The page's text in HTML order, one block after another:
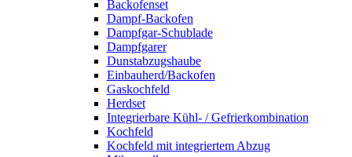
Backofenset
Dampf-Backofen
Dampfgar-Schublade
Dampfgarer
Dunstabzugshaube
Einbauherd/Backofen
Gaskochfeld
Herdset
Integrierbare Kühl- / Gefrierkombination
Kochfeld
Kochfeld mit integriertem Abzug